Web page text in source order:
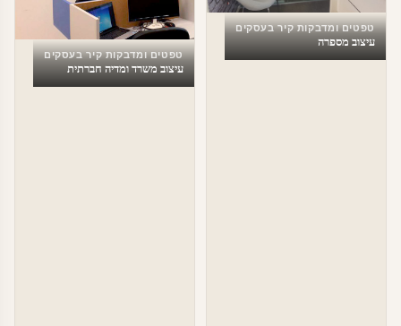
טפטים ומדבקות קיר בעסקים
עיצוב מספרה
טפטים ומדבקות קיר בעסקים
עיצוב משרד ומדיה חברתית